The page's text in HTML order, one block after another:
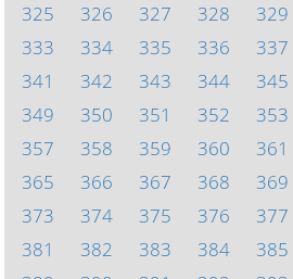
325
326 327 328 329
333
334 335 336 337
341
342 343 344 345
349
350 351 352 353
357
358 359 360 361
365
366 367 368 369
373
374 375 376 377
381
382 383 384 385